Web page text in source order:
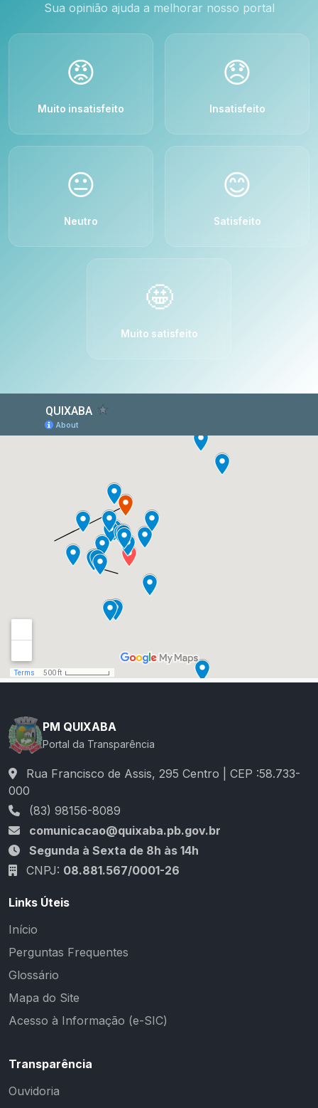
Sua opinião ajuda a melhorar nosso portal
😡
Muito insatisfeito
😞
Insatisfeito
😐
Neutro
😊
Satisfeito
🤩
Muito satisfeito
PM QUIXABA
Portal da Transparência
Rua Francisco de Assis, 295 Centro | CEP :58.733-
000
(83) 98156-8089
comunicacao@quixaba.pb.gov.br
Segunda à Sexta de 8h às 14h
CNPJ: 08.881.567/0001-26
Links Úteis
Início
Perguntas Frequentes
Glossário
Mapa do Site
Acesso à Informação (e-SIC)
Transparência
Ouvidoria